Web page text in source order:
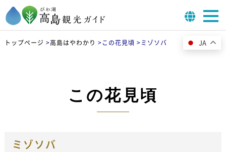
トップページ >高島はやわかり >この花見頃 >ミゾソバ
この花見頃
ミゾソバ
JA